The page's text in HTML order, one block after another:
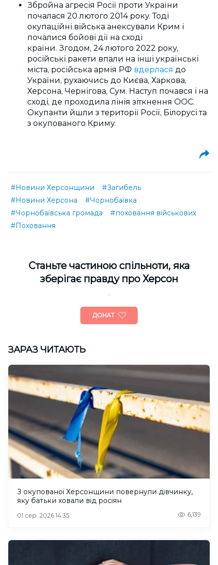
Збройна агресія Росії проти України
почалася 20 лютого 2014 року. Тоді
окупаційні війська анексували Крим і
почалися бойові дії на сході
країни. Згодом, 24 лютого 2022 року,
російські ракети впали на інші українські
міста, російська армія РФ вдерлася до
України, рухаючись до Києва, Харкова,
Херсона, Чернігова, Сум. Наступ почався і на
сході, де проходила лінія зіткнення ООС.
Окупанти йшли з території Росії, Білорусі та
з окупованого Криму.
#Новини Херсонщини
#Загибель
#Новини Херсона
#Чорнобаївка
#Чорнобаївська громада
#поховання військових
#Поховання
Cтаньте частиною спільноти, яка
зберігає правду про Херсон
ДОНАТ
ЗАРАЗ ЧИТАЮТЬ
З окупованої Херсонщини повернули дівчинку,
яку батьки ховали від росіян
01 сер. 2026 14:35 6,139